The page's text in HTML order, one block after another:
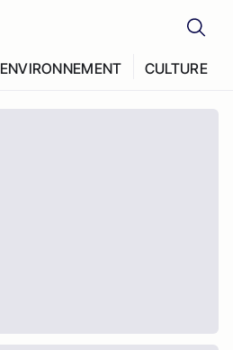
ENVIRONNEMENT CULTURE